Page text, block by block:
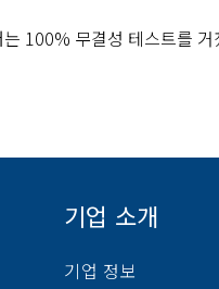
100% 무결성 테스트를
기업 소개
기업 정보